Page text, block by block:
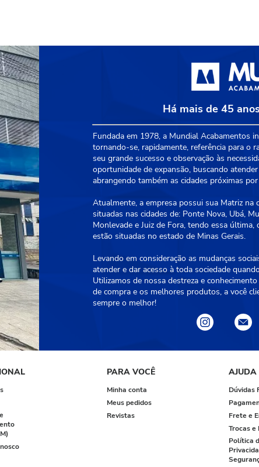
Há mais de 45
Fundada em 1978, a Mundial Acabamentos
tornando-se, rapidamente, referência para o
seu grande sucesso e observação às
oportunidade de expansão, buscando
abrangendo também as cidades próximas
Atualmente, a empresa possui sua Matriz na
situadas nas cidades de: Ponte Nova, Ubá,
Monlevade e Juiz de Fora, tendo essa
estão situadas no estado de Minas Gerais.
Levando em consideração as mudanças
atender e dar acesso à toda sociedade
Utilizamos de nossa destreza e
de compra e os melhores produtos, a você
sempre o melhor!
PARA VOCÊ
Minha conta
Meus pedidos
Revistas
AJUDA
Dúvidas
Frete e
Trocas e
Política